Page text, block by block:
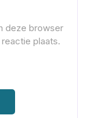
deze browser
plaats.